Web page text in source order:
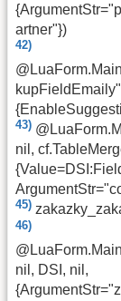
artner"})
42)
43)
nil,
45)
46)
nil, DSI, nil,